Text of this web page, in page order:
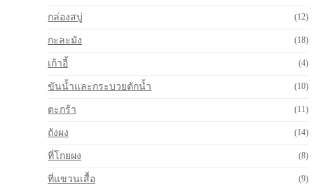
กล่องสบู่ (12)
กะละมัง (18)
เก้าอี้ (4)
ขันน้ำและกระบวยตักน้ำ (10)
ตะกร้า (11)
ถังผง (14)
ที่โกยผง (8)
ที่แขวนเสื้อ (9)